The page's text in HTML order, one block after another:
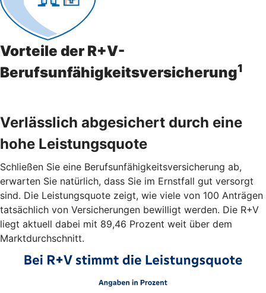
Vorteile der R+V-
Berufsunfähigkeitsversicherung1
Verlässlich abgesichert durch eine
hohe Leistungsquote
Schließen Sie eine Berufsunfähigkeitsversicherung ab,
erwarten Sie natürlich, dass Sie im Ernstfall gut versorgt
sind. Die Leistungsquote zeigt, wie viele von 100 Anträgen
tatsächlich von Versicherungen bewilligt werden. Die R+V
liegt aktuell dabei mit 89,46 Prozent weit über dem
Marktdurchschnitt.